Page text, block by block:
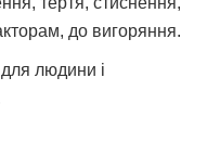
до вигоряння.
для людини і